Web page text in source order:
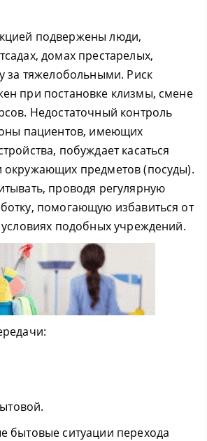
подвержены люди,
домах престарелых,
за тяжелобольными. Риск
при постановке клизмы, смене
Недостаточный контроль
пациентов, имеющих
побуждает касаться
окружающих предметов (посуды).
проводя регулярную
помогающую избавиться от
условиях подобных учреждений.
бытовые ситуации перехода